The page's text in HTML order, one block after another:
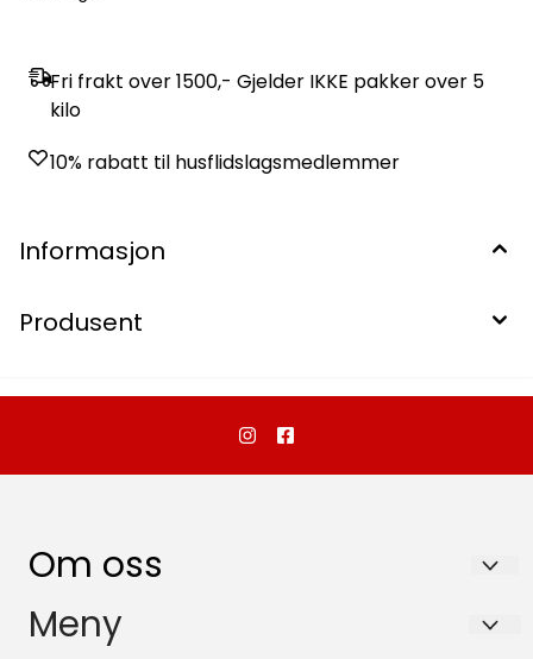
Fri frakt over 1500,- Gjelder IKKE pakker over 5
kilo
10% rabatt til husflidslagsmedlemmer
Informasjon
Produsent
Om oss
Dalebutikken as
Storgata 20
Meny